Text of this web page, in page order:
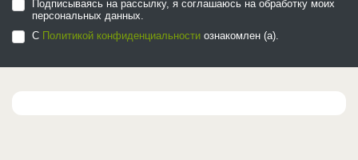
Подписываясь на рассылку, я соглашаюсь на обработку моих
персональных данных.
С Политикой конфиденциальности ознакомлен (а).